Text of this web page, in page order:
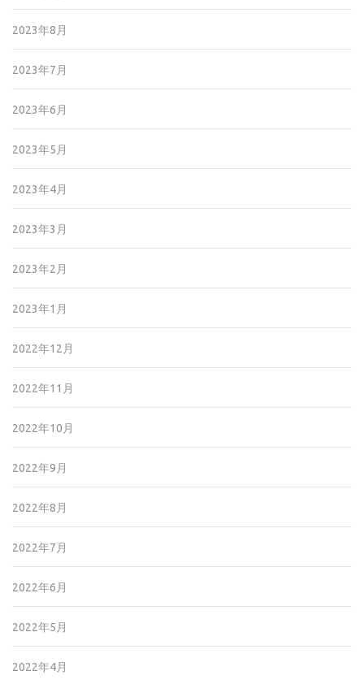
2023年8月
2023年7月
2023年6月
2023年5月
2023年4月
2023年3月
2023年2月
2023年1月
2022年12月
2022年11月
2022年10月
2022年9月
2022年8月
2022年7月
2022年6月
2022年5月
2022年4月